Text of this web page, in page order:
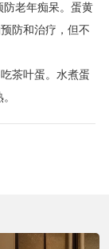
防老年痴呆。蛋黄
防和治疗，但不
茶叶蛋。水煮蛋